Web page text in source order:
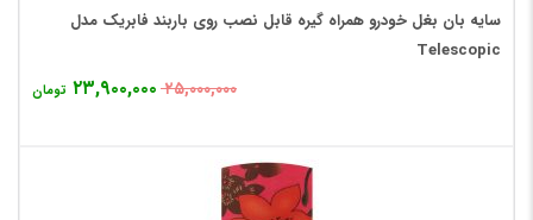
سایه بان بغل خودرو همراه گیره قابل نصب روی باربند فابریک مدل
Telescopic
۲۵,۰۰۰,۰۰۰ ۲۳,۹۰۰,۰۰۰ تومان